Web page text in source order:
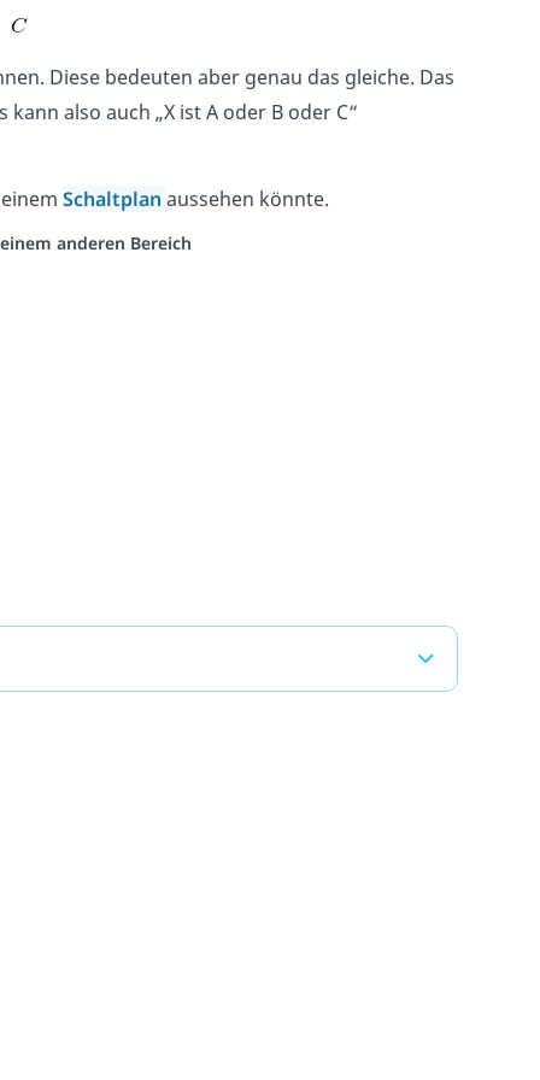
Diese bedeuten aber genau das gleiche. Das
also auch „X ist A oder B oder C“
Schaltplan aussehen könnte.
anderen Bereich